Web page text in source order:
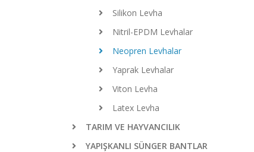
Silikon Levha
Nitril-EPDM Levhalar
Neopren Levhalar
Yaprak Levhalar
Viton Levha
Latex Levha
TARIM VE HAYVANCILIK
YAPIŞKANLI SÜNGER BANTLAR